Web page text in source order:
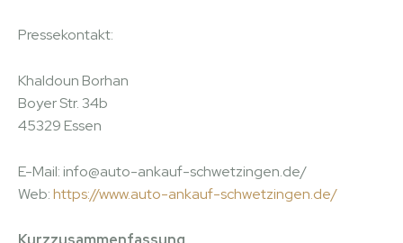
Pressekontakt:
Khaldoun Borhan
Boyer Str. 34b
45329 Essen
E-Mail: info@auto-ankauf-schwetzingen.de/
Web:https://www.auto-ankauf-schwetzingen.de/